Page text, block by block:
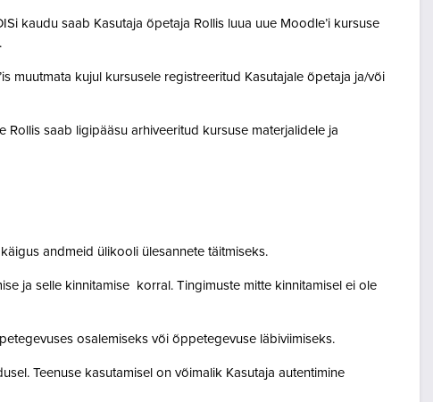
kaudu saab Kasutaja õpetaja Rollis luua uue Moodle’i kursuse
muutmata kujul kursusele registreeritud Kasutajale õpetaja ja/või
Rollis saab ligipääsu arhiveeritud kursuse materjalidele ja
andmeid ülikooli ülesannete täitmiseks.
ja selle kinnitamise korral. Tingimuste mitte kinnitamisel ei ole
osalemiseks või õppetegevuse läbiviimiseks.
Teenuse kasutamisel on võimalik Kasutaja autentimine